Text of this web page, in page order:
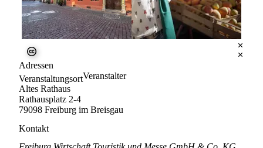
FREIBURGerLEBEN, alle Rechte vorbehalten
FWTM-Spiegelhalter
Adressen
VeranstaltungsortVeranstalter
Altes Rathaus
Rathausplatz 2-4
79098 Freiburg im Breisgau
Kontakt